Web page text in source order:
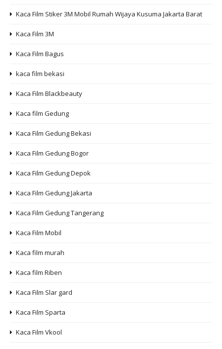
Kaca Film Stiker 3M Mobil Rumah Wijaya Kusuma Jakarta Barat
Kaca Film 3M
Kaca Film Bagus
kaca film bekasi
Kaca Film Blackbeauty
Kaca film Gedung
Kaca Film Gedung Bekasi
Kaca Film Gedung Bogor
Kaca Film Gedung Depok
Kaca Film Gedung Jakarta
Kaca Film Gedung Tangerang
Kaca Film Mobil
Kaca film murah
Kaca film Riben
Kaca Film Slar gard
Kaca Film Sparta
Kaca Film Vkool